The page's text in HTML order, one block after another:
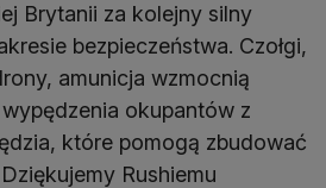
Brytanii za kolejny silny
bezpieczeństwa. Czołgi,
amunicja wzmocnią
okupantów z
które pomogą zbudować
Rushiemu